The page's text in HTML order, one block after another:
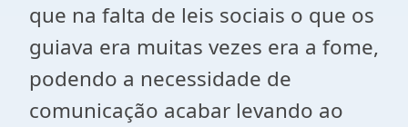
que na falta de leis sociais o que os
guiava era muitas vezes era a fome,
podendo a necessidade de
comunicação acabar levando ao